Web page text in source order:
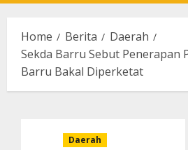
Home Berita
Daerah
Sekda Barru Sebut Penerapan
Barru Bakal Diperketat
Daerah